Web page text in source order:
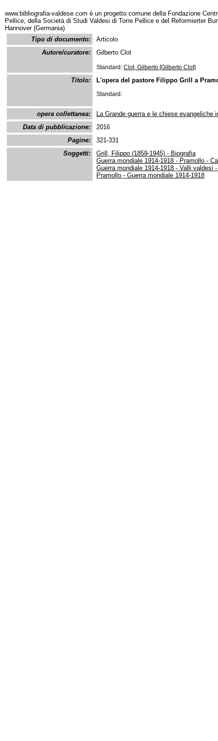
www.bibliografia-valdese.com è un progetto comune della Fondazione
Pellice, della Società di Studi Valdesi di Torre Pellice e del Reformierter
Hannover (Germania)
Tipo di documento:
Articolo
Autore/curatore:
Gilberto Clot
Standard: Clot, Gilberto [Gilberto Clot]
Titolo: L'opera del pastore Filippo Grill a
Standard:
opera collettanea:
La Grande guerra e le chiese evangeliche
Data di pubblicazione:
2016
Pagine:
321-331
Soggetti:
Grill, Filippo (1859-1945) - Biografia
Guerra mondiale 1914-1918 - Pramollo -
Guerra mondiale 1914-1918 - Valli valdesi
Pramollo - Guerra mondiale 1914-1918